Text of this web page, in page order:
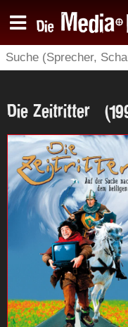
Die Zeitritter